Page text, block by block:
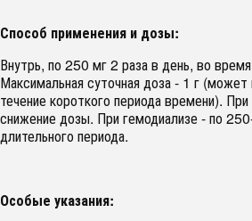
Способ применения и дозы:
Внутрь, по 250 мг 2 раза в день, во
Максимальная суточная доза - 1 г (может
течение короткого периода времени).
снижение дозы. При гемодиализе - по
длительного периода.
Особые указания: